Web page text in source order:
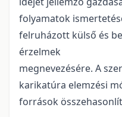
folyamatok
felruházott külső és
érzelmek
megnevezésére. A
karikatúra elemzési
források